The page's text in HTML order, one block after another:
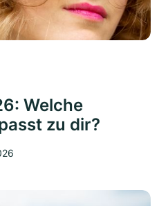
Welche
zu dir?